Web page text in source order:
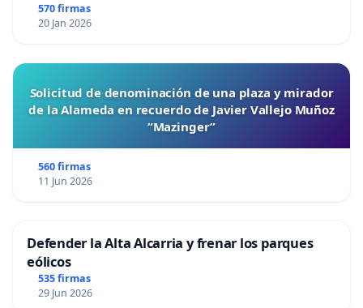
570 firmas
20 Jan 2026
Solicitud de denominación de una plaza y mirador
de la Alameda en recuerdo de Javier Vallejo Muñoz
“Mazinger”
560 firmas
11 Jun 2026
Defender la Alta Alcarria y frenar los parques
eólicos
535 firmas
29 Jun 2026